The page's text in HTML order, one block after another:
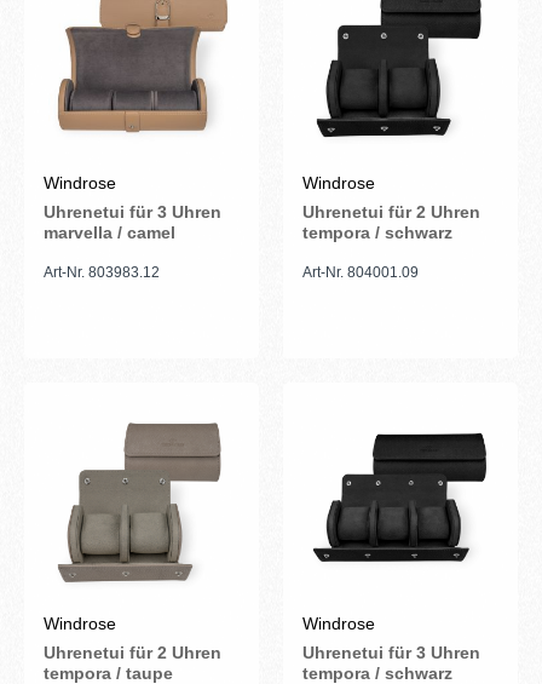
Windrose
Uhrenetui für 3 Uhren
marvella / camel
Art-Nr. 803983.12
Windrose
Uhrenetui für 2 Uhren
tempora / schwarz
Art-Nr. 804001.09
Windrose
Uhrenetui für 2 Uhren
tempora / taupe
Windrose
Uhrenetui für 3 Uhren
tempora / schwarz